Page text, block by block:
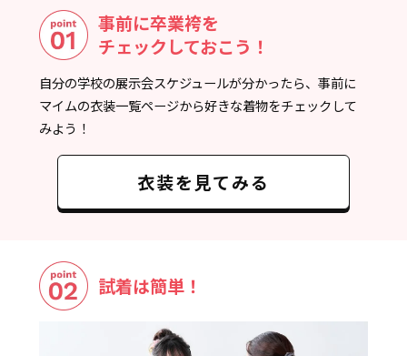
事前に卒業袴を
チェックしておこう！
自分の学校の展示会スケジュールが分かったら、事前に
マイムの衣装一覧ページから好きな着物をチェックして
みよう！
衣装を見てみる
試着は簡単！